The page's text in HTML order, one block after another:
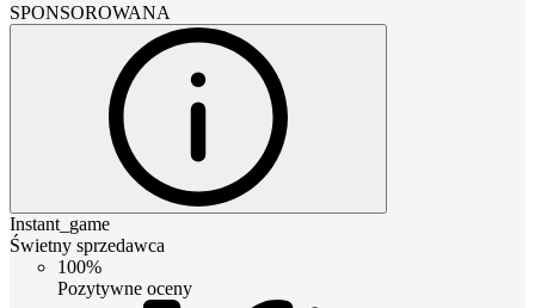
SPONSOROWANA
Instant_game
Świetny sprzedawca
100%
Pozytywne oceny